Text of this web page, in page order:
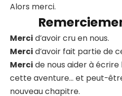
Alors merci.
Merci d’avoir cru en nous.
Merci d’avoir fait partie de
Merci de nous aider à
cette aventure… et peut-
nouveau chapitre.